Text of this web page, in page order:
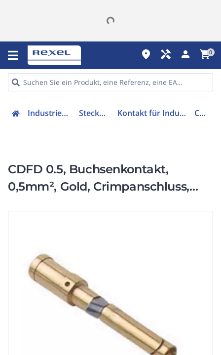
place handyman person shopping_cart0
Industriekomponenten Steckverbindung Kontakt für Industriesteckverbinder CDFD 0.5
CDFD 0.5, Buchsenkontakt,
0,5mm², Gold, Crimpanschluss,